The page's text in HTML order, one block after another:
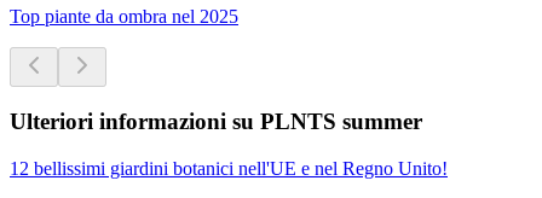
Top piante da ombra nel 2025
Ulteriori informazioni su PLNTS summer
12 bellissimi giardini botanici nell'UE e nel Regno Unito!